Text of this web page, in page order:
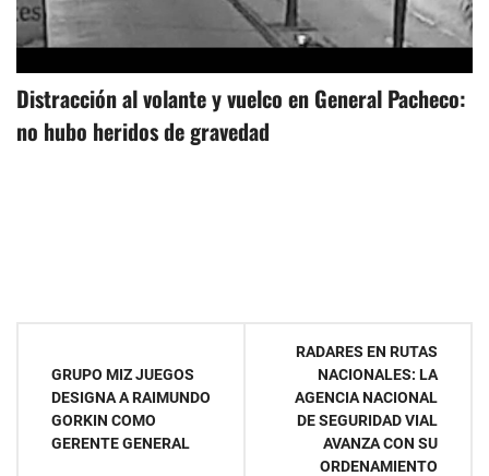
Distracción al volante y vuelco en General Pacheco:
no hubo heridos de gravedad
entradas
GRUPO MIZ JUEGOS
DESIGNA A RAIMUNDO
GORKIN COMO
GERENTE GENERAL
RADARES EN RUTAS
NACIONALES: LA
AGENCIA NACIONAL
DE SEGURIDAD VIAL
AVANZA CON SU
ORDENAMIENTO